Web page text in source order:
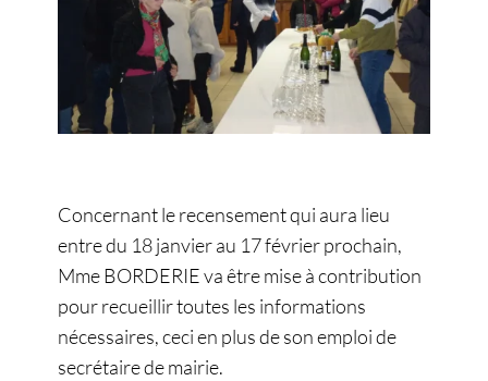
Concernant le recensement qui aura lieu
entre du 18 janvier au 17 février prochain,
Mme BORDERIE va être mise à contribution
pour recueillir toutes les informations
nécessaires, ceci en plus de son emploi de
secrétaire de mairie.